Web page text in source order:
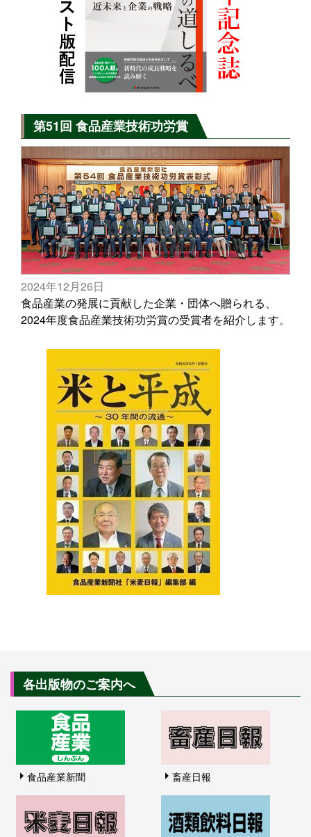
第51回 食品産業技術功労賞
2024年12月26日
食品産業の発展に貢献した企業・団体へ贈られる、
2024年度食品産業技術功労賞の受賞者を紹介します。
各出版物のご案内へ
食品産業新聞 畜産日報